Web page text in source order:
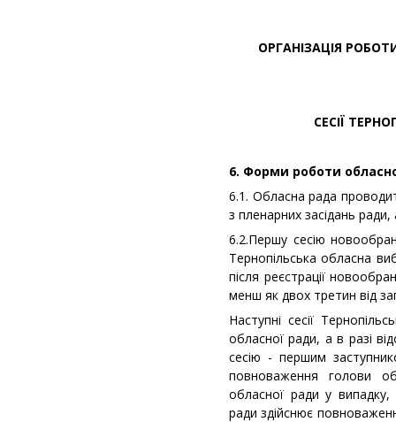
ОРГАНІЗАЦІЯ
СЕСІЇ
6. Форми роботи
6.1. Обласна рада
з пленарних засідань ради,
6.2.Першу сесію
Тернопільська обласна
після реєстрації
менш як двох третин від
Наступні сесії
обласної ради, а в разі
сесію - першим
повноваження голови
обласної ради у
ради здійснює